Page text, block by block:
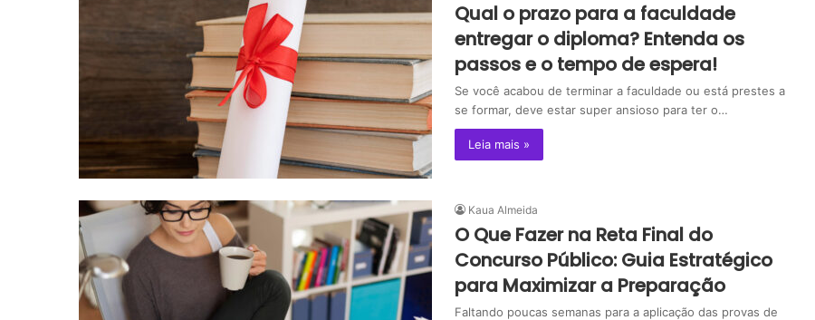
Qual o prazo para a faculdade
entregar o diploma? Entenda os
passos e o tempo de espera!
Se você acabou de terminar a faculdade ou está prestes a
se formar, deve estar super ansioso para ter o…
Leia mais »
Kaua Almeida
O Que Fazer na Reta Final do
Concurso Público: Guia Estratégico
para Maximizar a Preparação
Faltando poucas semanas para a aplicação das provas de